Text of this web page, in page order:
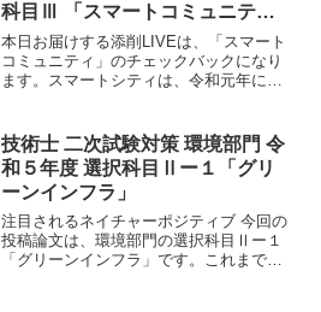
科目Ⅲ 「スマートコミュニテ
ィ」チェックバック
本日お届けする添削LIVEは、「スマート
コミュニティ」のチェックバックになり
ます。スマートシティは、令和元年に国
がっています。 さて、投稿論文、どのよ
うな視点なのでしょうか？
技術士 二次試験対策 環境部門 令
和５年度 選択科目Ⅱー１「グリ
ーンインフラ」
注目されるネイチャーポジティブ 今回の
投稿論文は、環境部門の選択科目Ⅱー１
「グリーンインフラ」です。これまで、